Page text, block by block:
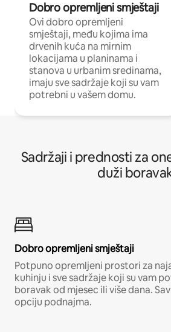
Dobro opremljeni smještaji
Ovi dobro opremljeni
smještaji, među kojima ima
drvenih kuća na mirnim
lokacijama u planinama i
stanova u urbanim sredinama,
imaju sve sadržaje koji su vam
potrebni u vašem domu.
Sadržaji i prednosti za
duži
Dobro opremljeni smještaji
Potpuno opremljeni prostori za
kuhinju i sve sadržaje koji su vam
boravak od mjesec ili više dana.
opciju podnajma.